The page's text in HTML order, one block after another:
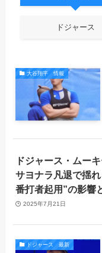
ドジャース
大谷翔平 情報
ドジャース・ムー
サヨナラ凡退で揺
番打者起用”の影響
2025年7月21日
ドジャース 最新